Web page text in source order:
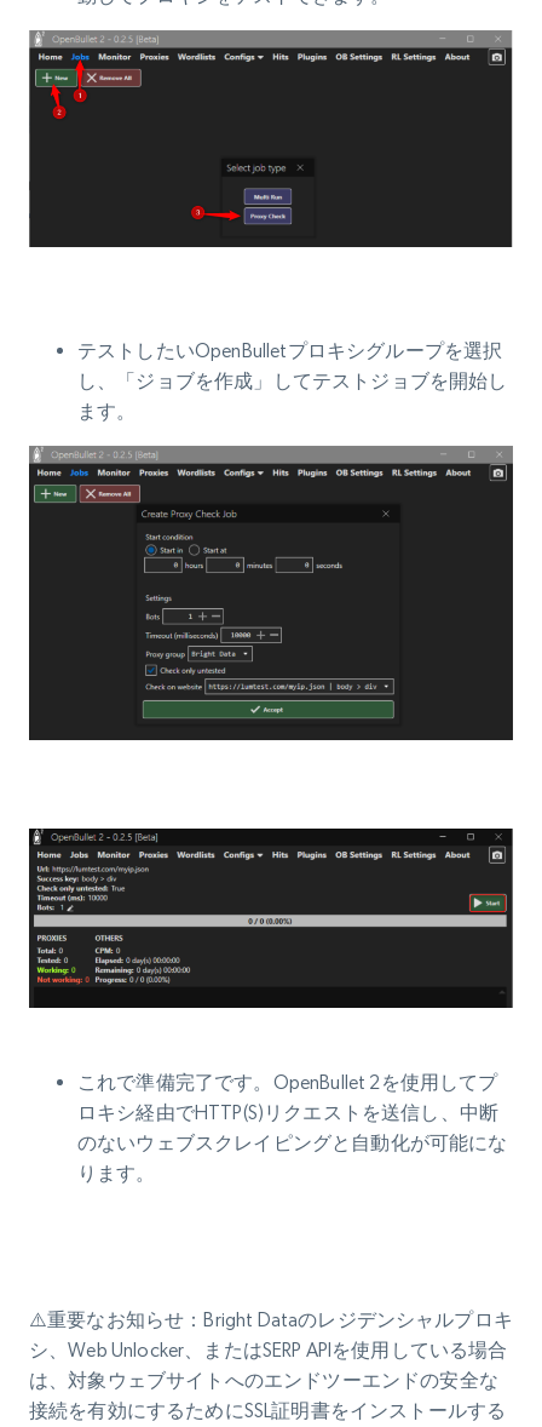
テストしたいOpenBulletプロキシグループを選択
し、「ジョブを作成」してテストジョブを開始し
ます。
これで準備完了です。 OpenBullet 2を使用してプ
ロキシ経由でHTTP(S)リクエストを送信し、中断
のないウェブスクレイピングと自動化が可能にな
ります。
⚠️重要なお知らせ：Bright Dataのレジデンシャルプロキ
シ、Web Unlocker、またはSERP APIを使用している場合
は、対象ウェブサイトへのエンドツーエンドの安全な
接続を有効にするためにSSL証明書をインストールする